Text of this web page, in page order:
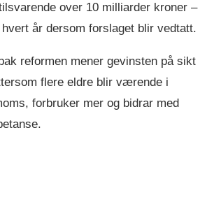
over 10 milliarder kroner –
år dersom forslaget blir vedtatt.
reformen mener gevinsten på sikt
flere eldre blir værende i
forbruker mer og bidrar med